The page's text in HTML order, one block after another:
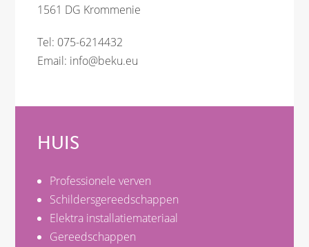
1561 DG Krommenie
Tel: 075-6214432
Email: info@beku.eu
HUIS
Professionele verven
Schildersgereedschappen
Elektra installatiemateriaal
Gereedschappen